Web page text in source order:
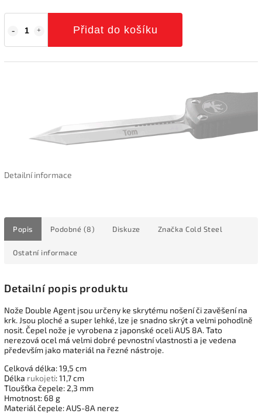
Přidat do košíku
Detailní informace
Popis Podobné (8) Diskuze Značka Cold Steel
Ostatní informace
Detailní popis produktu
Nože Double Agent jsou určeny ke skrytému nošení či zavěšení na
krk. Jsou ploché a super lehké, lze je snadno skrýt a velmi pohodlně
nosit. Čepel nože je vyrobena z japonské oceli AUS 8A. Tato
nerezová ocel má velmi dobré pevnostní vlastnosti a je vedena
především jako materiál na řezné nástroje.
Celková délka: 19,5 cm
Délka rukojeti: 11,7 cm
Tloušťka čepele: 2,3 mm
Hmotnost: 68 g
Materiál čepele: AUS-8A nerez